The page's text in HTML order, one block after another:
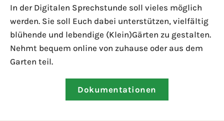
In der Digitalen Sprechstunde soll vieles möglich
werden. Sie soll Euch dabei unterstützen, vielfältig
blühende und lebendige (Klein)Gärten zu gestalten.
Nehmt bequem online von zuhause oder aus dem
Garten teil.
Dokumentationen